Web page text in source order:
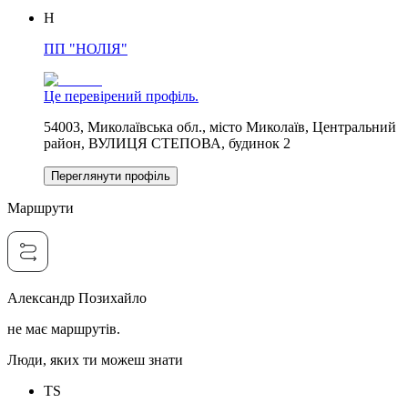
Н
ПП "НОЛІЯ"
Це перевірений профіль.
54003, Миколаївська обл., місто Миколаїв, Центральний
район, ВУЛИЦЯ СТЕПОВА, будинок 2
Переглянути профіль
Маршрути
Александр Позихайло
не має маршрутів.
Люди, яких ти можеш знати
TS